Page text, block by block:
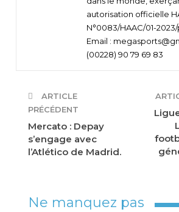
autorisation officielle
N°0083/HAAC/01-2023/
Email :
(00228) 90 79 69 83
ARTICLE
PRÉCÉDENT
Mercato : Depay
s’engage avec
l’Atlético de Madrid.
Ne manquez pas